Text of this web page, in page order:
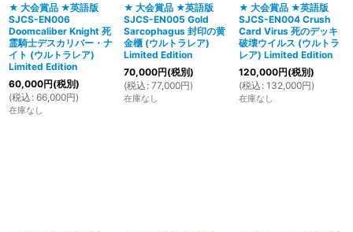
★ 大会賞品 ★英語版
SJCS-EN006
Doomcaliber Knight 死
霊騎士デスカリバー・ナ
イト (ウルトラレア)
Limited Edition
60,000円(税別)
(税込 : 66,000円)
在庫なし
★ 大会賞品 ★英語版
SJCS-EN005 Gold
Sarcophagus 封印の黄
金櫃 (ウルトラレア)
Limited Edition
70,000円(税別)
(税込 : 77,000円)
在庫なし
★ 大会賞品 ★英語版
SJCS-EN004 Crush
Card Virus 死のデッキ
破壊ウイルス (ウルトラ
レア) Limited Edition
120,000円(税別)
(税込 : 132,000円)
在庫なし